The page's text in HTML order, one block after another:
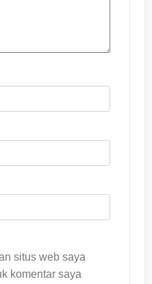
situs web saya
komentar saya